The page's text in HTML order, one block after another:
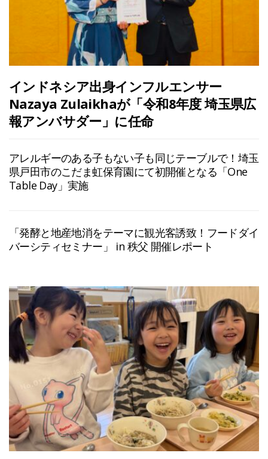
インドネシア出身インフルエンサー
Nazaya Zulaikhaが「令和8年度 埼玉県広
報アンバサダー」に任命
アレルギーのある子もない子も同じテーブルで！埼玉
県戸田市のこだま虹保育園にて初開催となる「One
Table Day」実施
「発酵と地産地消をテーマに観光客誘致！フードダイ
バーシティセミナー」 in 秩父 開催レポート